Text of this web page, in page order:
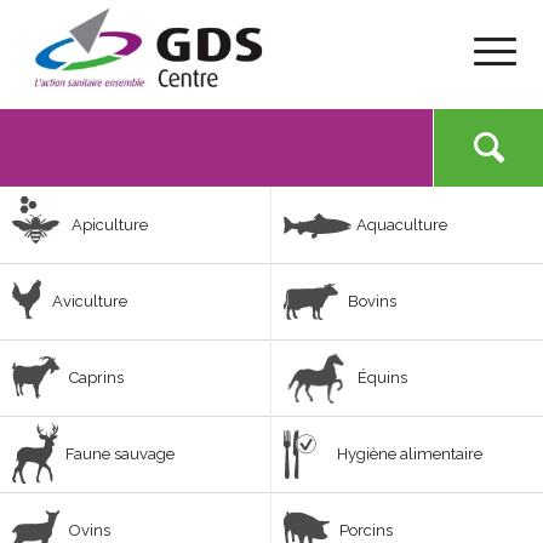
Apiculture Aquaculture
Aviculture Bovins
Caprins Équins
Faune sauvage Hygiène alimentaire
Ovins Porcins